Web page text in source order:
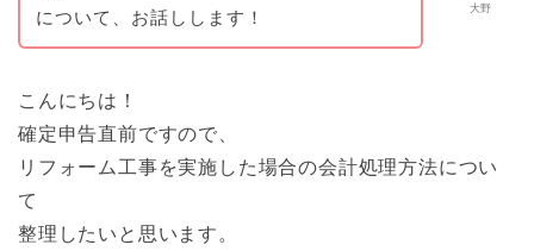
大野
について、お話しします！
こんにちは！
確定申告直前ですので、
リフォーム工事を実施した場合の会計処理方法につい
て
整理したいと思います。